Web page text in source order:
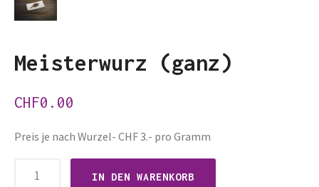
Meisterwurz (ganz)
CHF0.00
Preis je nach Wurzel- CHF 3.- pro Gramm
(ganz)
IN DEN WARENKORB